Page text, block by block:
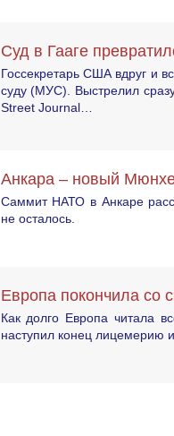
Суд в Гааге
Госсекретарь США вдруг и
суду (МУС). Выстрелил
Street Journal…
Анкара – новый
Саммит НАТО в Анкаре
не осталось.
Европа покончила со
Как долго Европа читала
наступил конец лицемерию